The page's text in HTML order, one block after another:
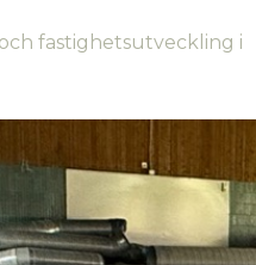
fastighetsutveckling i